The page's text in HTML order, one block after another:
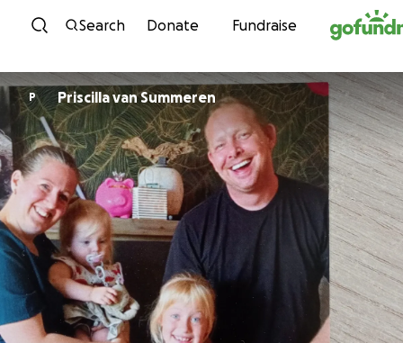
Skip to content
Search Donate Fundraise
P Priscilla van Summeren